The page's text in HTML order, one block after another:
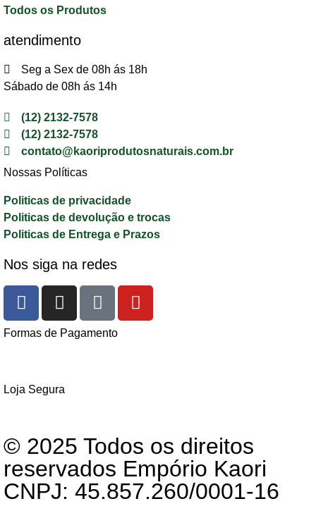
Todos os Produtos
atendimento
Seg a Sex de 08h ás 18h
Sábado de 08h ás 14h
(12) 2132-7578
(12) 2132-7578
contato@kaoriprodutosnaturais.com.br
Nossas Políticas
Politicas de privacidade
Politicas de devolução e trocas
Politicas de Entrega e Prazos
Nos siga na redes
Formas de Pagamento
Loja Segura
© 2025 Todos os direitos
reservados Empório Kaori
CNPJ: 45.857.260/0001-16